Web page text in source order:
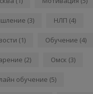
(3) НЛП (4)
(1) Обучение (4)
(2) Омск (3)
обучение (5)